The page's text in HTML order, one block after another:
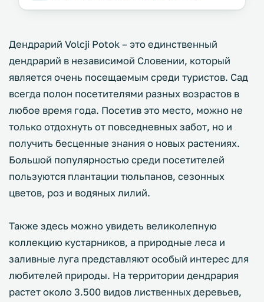
Дендрарий Volcji Potok – это единственный
дендрарий в независимой Словении, который
является очень посещаемым среди туристов. Сад
всегда полон посетителями разных возрастов в
любое время года. Посетив это место, можно не
только отдохнуть от повседневных забот, но и
получить бесценные знания о новых растениях.
Большой популярностью среди посетителей
пользуются плантации тюльпанов, сезонных
цветов, роз и водяных лилий.
Также здесь можно увидеть великолепную
коллекцию кустарников, а природные леса и
заливные луга представляют особый интерес для
любителей природы. На территории дендрария
растет около 3.500 видов лиственных деревьев,